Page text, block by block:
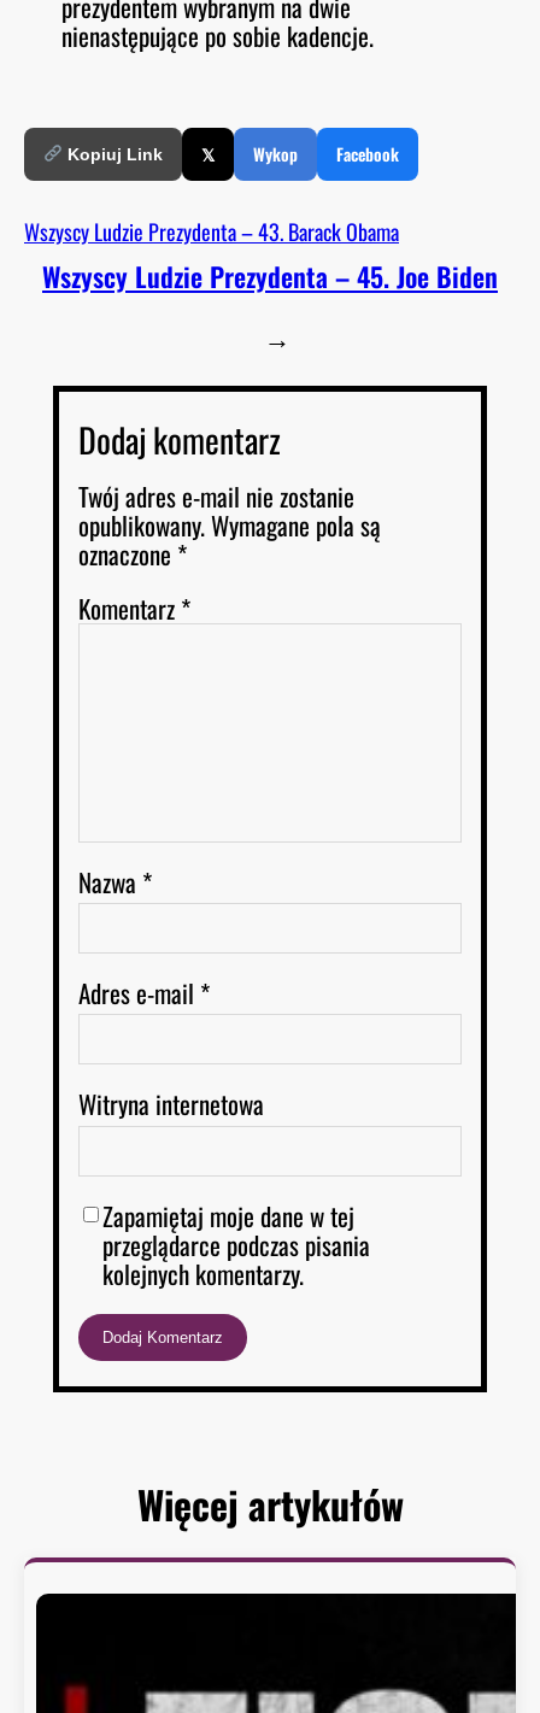
nienastępujące po sobie kadencje.
Kopiuj Link 𝕏 Wykop Facebook
Wszyscy Ludzie Prezydenta – 43. Barack Obama
Wszyscy Ludzie Prezydenta – 45. Joe Biden
→
Dodaj komentarz
Twój adres e-mail nie zostanie
opublikowany.Wymagane pola są
oznaczone *
Komentarz*
Nazwa *
Adres e-mail *
Witryna internetowa
Zapamiętaj moje dane w tej
przeglądarce podczas pisania
kolejnych komentarzy.
Więcej artykułów